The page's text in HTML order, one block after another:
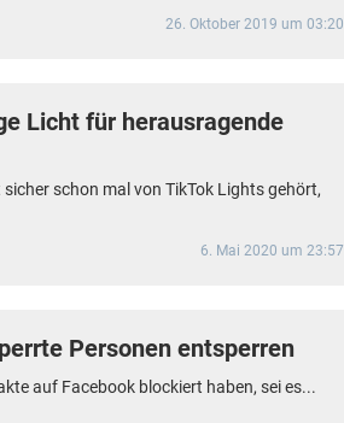
26. Oktober 2019 um 03:20
Licht für herausragende
sicher schon mal von TikTok Lights gehört,
6. Mai 2020 um 23:57
Personen entsperren
auf Facebook blockiert haben, sei es...